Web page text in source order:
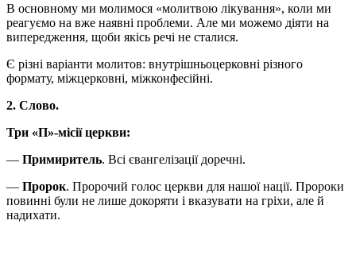
B основному ми молимося «молитвою лікування», коли ми
реагуємо на вже наявні проблеми. Але ми можемо діяти на
випередження, щоби якісь речі не сталися.
Є різні варіанти молитов: внутрішньоцерковні різного
формату, міжцерковні, міжконфесійні.
2. Слово.
Три «П»-місії церкви:
— Примиритель. Всі євангелізації доречні.
— Пророк. Пророчий голос церкви для нашої нації. Пророки
повинні були не лише докоряти і вказувати на гріхи, але й
надихати.